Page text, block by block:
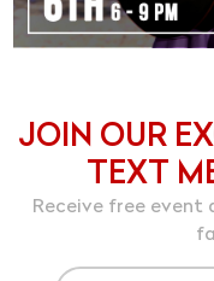
JOIN OUR
TEXT
Receive free event